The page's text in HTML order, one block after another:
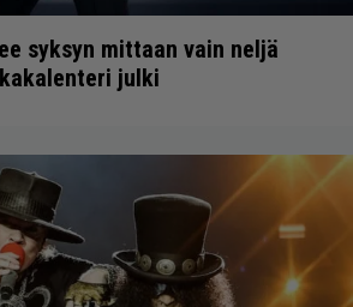
syksyn mittaan vain neljä
julki